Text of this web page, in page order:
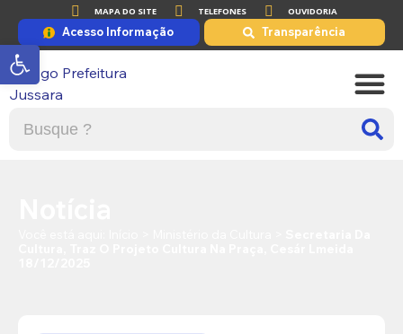
MAPA DO SITE TELEFONES OUVIDORIA
Acesso Informação Transparência
Abrir a barra de ferramentas